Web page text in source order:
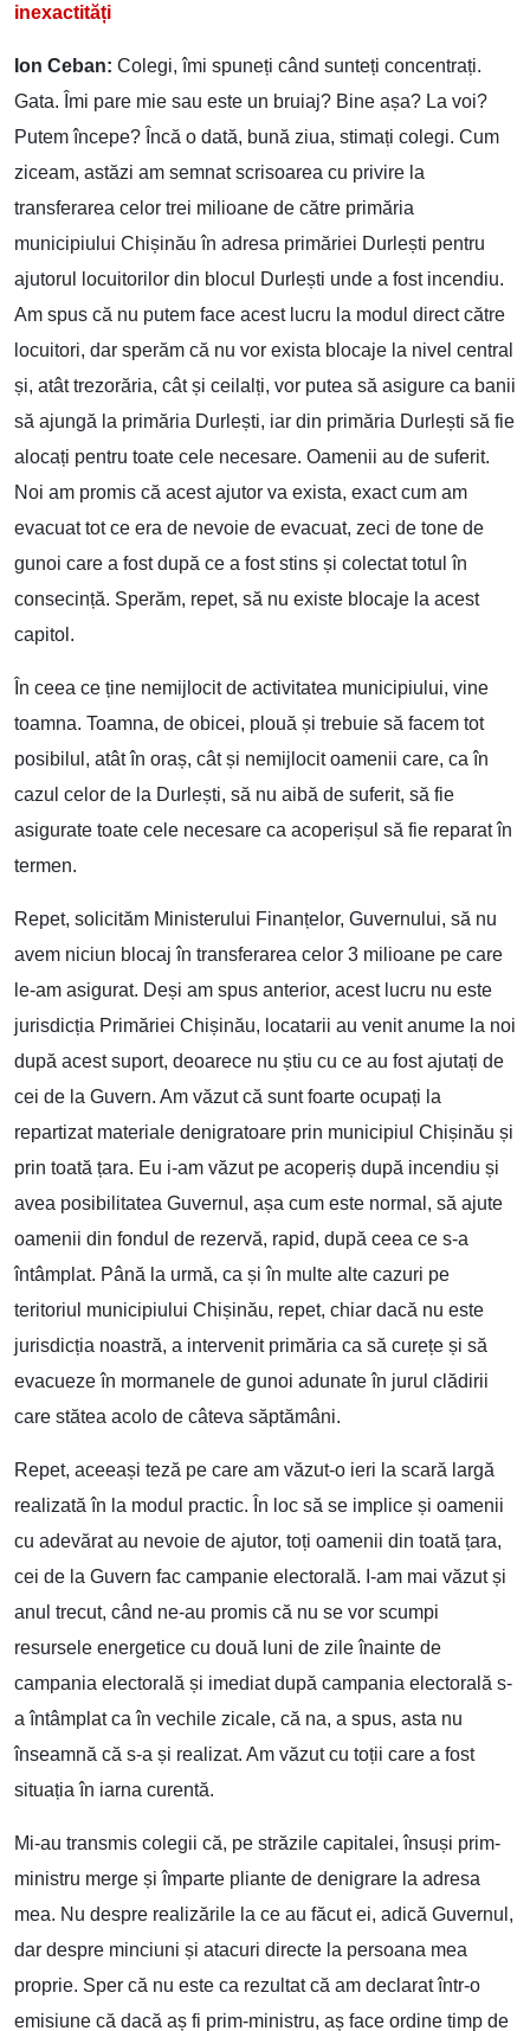
inexactități
Ion Ceban: Colegi, îmi spuneți când sunteți concentrați.
Gata. Îmi pare mie sau este un bruiaj? Bine așa? La voi?
Putem începe? Încă o dată, bună ziua, stimați colegi. Cum
ziceam, astăzi am semnat scrisoarea cu privire la
transferarea celor trei milioane de către primăria
municipiului Chișinău în adresa primăriei Durlești pentru
ajutorul locuitorilor din blocul Durlești unde a fost incendiu.
Am spus că nu putem face acest lucru la modul direct către
locuitori, dar sperăm că nu vor exista blocaje la nivel central
și, atât trezorăria, cât și ceilalți, vor putea să asigure ca banii
să ajungă la primăria Durlești, iar din primăria Durlești să fie
alocați pentru toate cele necesare. Oamenii au de suferit.
Noi am promis că acest ajutor va exista, exact cum am
evacuat tot ce era de nevoie de evacuat, zeci de tone de
gunoi care a fost după ce a fost stins și colectat totul în
consecință. Sperăm, repet, să nu existe blocaje la acest
capitol.
În ceea ce ține nemijlocit de activitatea municipiului, vine
toamna. Toamna, de obicei, plouă și trebuie să facem tot
posibilul, atât în oraș, cât și nemijlocit oamenii care, ca în
cazul celor de la Durlești, să nu aibă de suferit, să fie
asigurate toate cele necesare ca acoperișul să fie reparat în
termen.
Repet, solicităm Ministerului Finanțelor, Guvernului, să nu
avem niciun blocaj în transferarea celor 3 milioane pe care
le-am asigurat. Deși am spus anterior, acest lucru nu este
jurisdicția Primăriei Chișinău, locatarii au venit anume la noi
după acest suport, deoarece nu știu cu ce au fost ajutați de
cei de la Guvern. Am văzut că sunt foarte ocupați la
repartizat materiale denigratoare prin municipiul Chișinău și
prin toată țara. Eu i-am văzut pe acoperiș după incendiu și
avea posibilitatea Guvernul, așa cum este normal, să ajute
oamenii din fondul de rezervă, rapid, după ceea ce s-a
întâmplat. Până la urmă, ca și în multe alte cazuri pe
teritoriul municipiului Chișinău, repet, chiar dacă nu este
jurisdicția noastră, a intervenit primăria ca să curețe și să
evacueze în mormanele de gunoi adunate în jurul clădirii
care stătea acolo de câteva săptămâni.
Repet, aceeași teză pe care am văzut-o ieri la scară largă
realizată în la modul practic. În loc să se implice și oamenii
cu adevărat au nevoie de ajutor, toți oamenii din toată țara,
cei de la Guvern fac campanie electorală. I-am mai văzut și
anul trecut, când ne-au promis că nu se vor scumpi
resursele energetice cu două luni de zile înainte de
campania electorală și imediat după campania electorală s-
a întâmplat ca în vechile zicale, că na, a spus, asta nu
înseamnă că s-a și realizat. Am văzut cu toții care a fost
situația în iarna curentă.
Mi-au transmis colegii că, pe străzile capitalei, însuși prim-
ministru merge și împarte pliante de denigrare la adresa
mea. Nu despre realizările la ce au făcut ei, adică Guvernul,
dar despre minciuni și atacuri directe la persoana mea
proprie. Sper că nu este ca rezultat că am declarat într-o
emisiune că dacă aș fi prim-ministru, aș face ordine timp de